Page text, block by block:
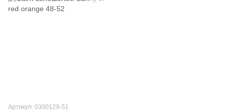
Артикул: 0300129-51